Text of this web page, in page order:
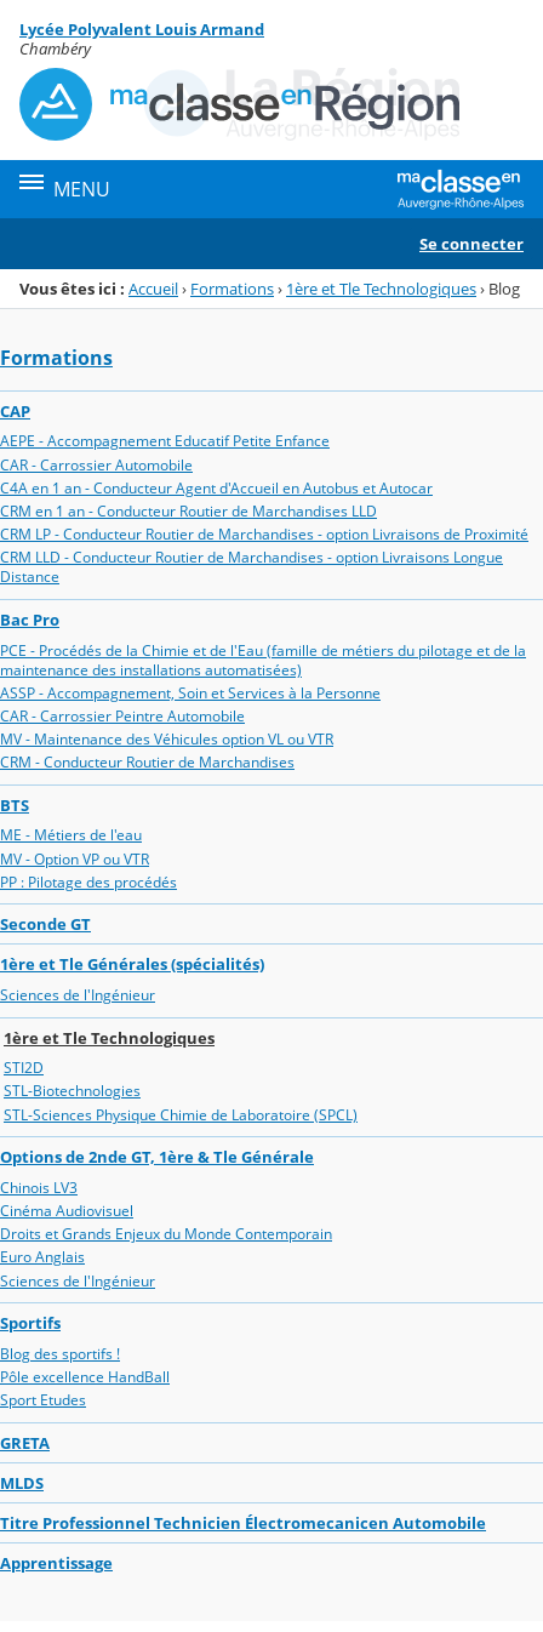
Menu de la rubrique
Contenu
Lycée Polyvalent Louis Armand
Chambéry
MENU
Se connecter
Vous êtes ici : Accueil› Formations› 1ère et Tle Technologiques› Blog
Formations
CAP
AEPE - Accompagnement Educatif Petite Enfance
CAR - Carrossier Automobile
C4A en 1 an - Conducteur Agent d'Accueil en Autobus et Autocar
CRM en 1 an - Conducteur Routier de Marchandises LLD
CRM LP - Conducteur Routier de Marchandises - option Livraisons de Proximité
CRM LLD - Conducteur Routier de Marchandises - option Livraisons Longue
Distance
Bac Pro
PCE - Procédés de la Chimie et de l'Eau (famille de métiers du pilotage et de la
maintenance des installations automatisées)
ASSP - Accompagnement, Soin et Services à la Personne
CAR - Carrossier Peintre Automobile
MV - Maintenance des Véhicules option VL ou VTR
CRM - Conducteur Routier de Marchandises
BTS
ME - Métiers de l'eau
MV - Option VP ou VTR
PP : Pilotage des procédés
Seconde GT
1ère et Tle Générales (spécialités)
Sciences de l'Ingénieur
1ère et Tle Technologiques
STI2D
STL-Biotechnologies
STL-Sciences Physique Chimie de Laboratoire (SPCL)
Options de 2nde GT, 1ère & Tle Générale
Chinois LV3
Cinéma Audiovisuel
Droits et Grands Enjeux du Monde Contemporain
Euro Anglais
Sciences de l'Ingénieur
Sportifs
Blog des sportifs !
Pôle excellence HandBall
Sport Etudes
GRETA
MLDS
Titre Professionnel Technicien Électromecanicen Automobile
Apprentissage